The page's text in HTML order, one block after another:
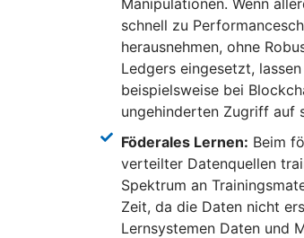
schnell zu
herausnehmen, ohne
Ledgers eingesetzt,
beispielsweise bei
ungehinderten Zugriff auf
Föderales Lernen: Beim
verteilter Datenquellen
Spektrum an
Zeit, da die Daten nicht
Lernsystemen Daten und